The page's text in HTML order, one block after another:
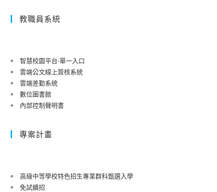
教職員系統
智慧校園平台-單一入口
雲端公文線上簽核系統
雲端差勤系統
數位圖書館
內部控制聲明書
專案計畫
高級中等學校特色招生專業群科甄選入學
免試續招